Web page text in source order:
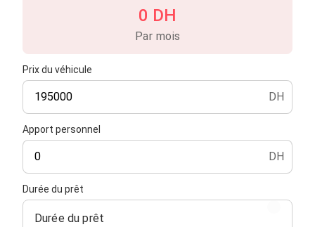
Prix du véhicule
DH
Apport personnel
DH
Durée du prêt
Durée du prêt
0 DH
Par mois